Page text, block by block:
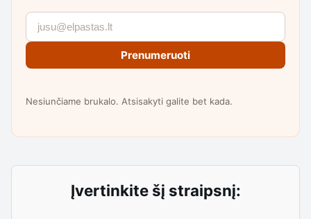
Prenumeruoti
Nesiunčiame brukalo. Atsisakyti galite bet kada.
Įvertinkite šį straipsnį: